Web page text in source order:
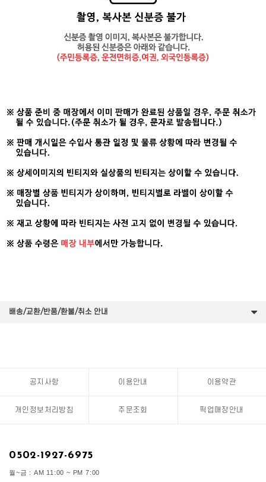
배송/교환/반품/환불/취소 안내
공지사항 이용안내 이용약관
개인정보처리방침 주문조회 픽업매장안내
0502-1927-6975
월~금 : AM 11:00 ~ PM 7:00